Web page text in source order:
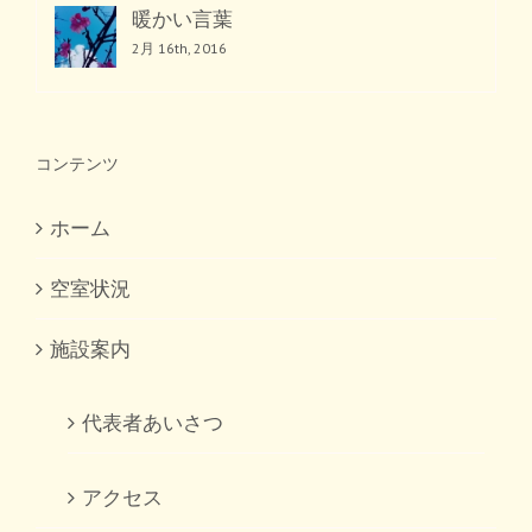
暖かい言葉
2月 16th, 2016
コンテンツ
ホーム
空室状況
施設案内
代表者あいさつ
アクセス